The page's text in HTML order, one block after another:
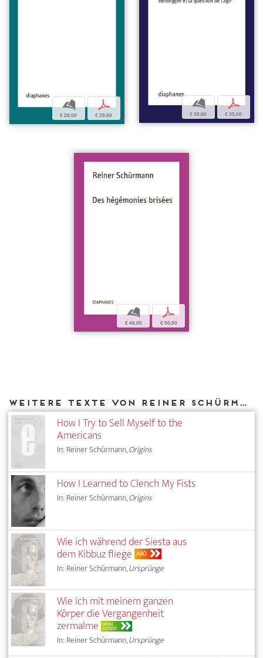
b
€ 28,00
p
€ 28,00
b
€ 35,00
p
€ 35,00
b
€ 48,00
p
€ 50,00
Weitere Texte von Reiner Schürmann bei DIAPHANES
How I Try to Sell Myself to the
Americans
In: Reiner Schürmann,Origins
How I Learned to Clench My Fists
In: Reiner Schürmann,Origins
Wie ich während der Siesta aus
dem Kibbuz fliege ABO
In: Reiner Schürmann,Ursprünge
Wie ich mit meinem ganzen
Körper die Vergangenheit
zermalme OPEN
ACCESS
In: Reiner Schürmann,Ursprünge